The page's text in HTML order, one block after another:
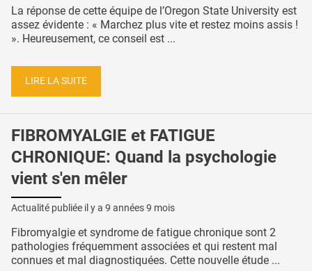
La réponse de cette équipe de l’Oregon State University est
assez évidente : « Marchez plus vite et restez moins assis !
». Heureusement, ce conseil est ...
LIRE LA SUITE
FIBROMYALGIE et FATIGUE
CHRONIQUE: Quand la psychologie
vient s'en mêler
Actualité publiée il y a 9 années 9 mois
Fibromyalgie et syndrome de fatigue chronique sont 2
pathologies fréquemment associées et qui restent mal
connues et mal diagnostiquées. Cette nouvelle étude ...